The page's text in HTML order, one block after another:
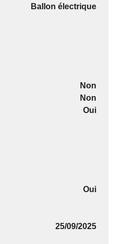
Ballon électrique
Non
Non
Oui
Oui
25/09/2025